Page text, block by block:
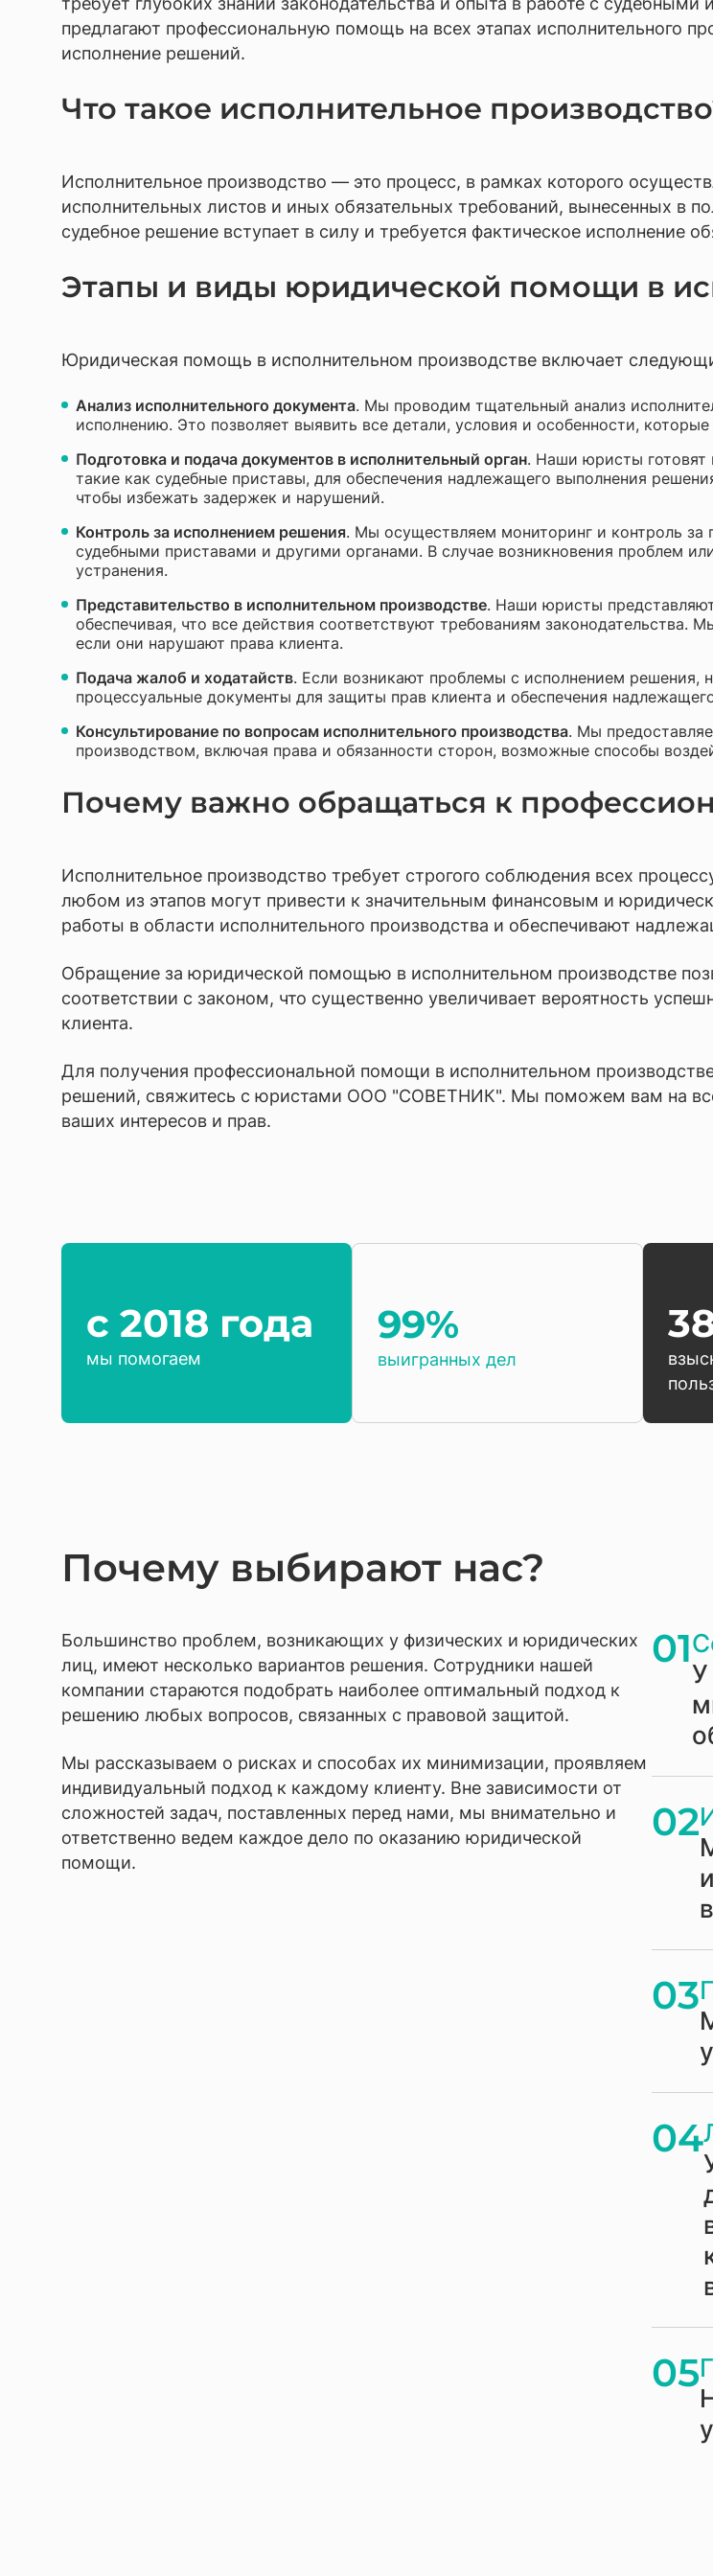
Разработка документов, консалтинг, аудит
предлагают профессиональную помощь на всех этапах исполнительного
исполнение решений.
Что такое исполнительное
Исполнительное производство — это процесс, в рамках которого
исполнительных листов и иных обязательных требований, вынесенных в
судебное решение вступает в силу и требуется фактическое исполнение
Этапы и виды юридической помощи в
Юридическая помощь в исполнительном производстве включает
Анализ исполнительного документа. Мы проводим тщательный анализ
исполнению. Это позволяет выявить все детали, условия и особенности,
Подготовка и подача документов в исполнительный орган. Наши юристы готовят
такие как судебные приставы, для обеспечения надлежащего выполнения
чтобы избежать задержек и нарушений.
Контроль за исполнением решения. Мы осуществляем мониторинг и контроль за
судебными приставами и другими органами. В случае возникновения проблем
устранения.
Представительство в исполнительном производстве. Наши юристы
обеспечивая, что все действия соответствуют требованиям
если они нарушают права клиента.
Подача жалоб и ходатайств. Если возникают проблемы с исполнением
процессуальные документы для защиты прав клиента и обеспечения
Консультирование по вопросам исполнительного производства. Мы
производством, включая права и обязанности сторон, возможные способы
Почему важно обращаться к
Исполнительное производство требует строгого соблюдения всех
любом из этапов могут привести к значительным финансовым и
работы в области исполнительного производства и обеспечивают
Обращение за юридической помощью в исполнительном производстве
соответствии с законом, что существенно увеличивает вероятность
клиента.
Для получения профессиональной помощи в исполнительном
решений, свяжитесь с юристами ООО "СОВЕТНИК". Мы поможем вам на
ваших интересов и прав.
c 2018 года
мы помогаем
99%
выигранных дел
Почему выбирают нас?
Большинство проблем, возникающих у физических и юридических
лиц, имеют несколько вариантов решения. Сотрудники нашей
компании стараются подобрать наиболее оптимальный подход к
решению любых вопросов, связанных с правовой защитой.
Мы рассказываем о рисках и способах их минимизации, проявляем
индивидуальный подход к каждому клиенту. Вне зависимости от
сложностей задач, поставленных перед нами, мы внимательно и
ответственно ведем каждое дело по оказанию юридической
помощи.
01
У
02
03
04
05